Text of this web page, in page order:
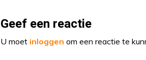
Geef een reactie
U moet inloggen om een reactie te